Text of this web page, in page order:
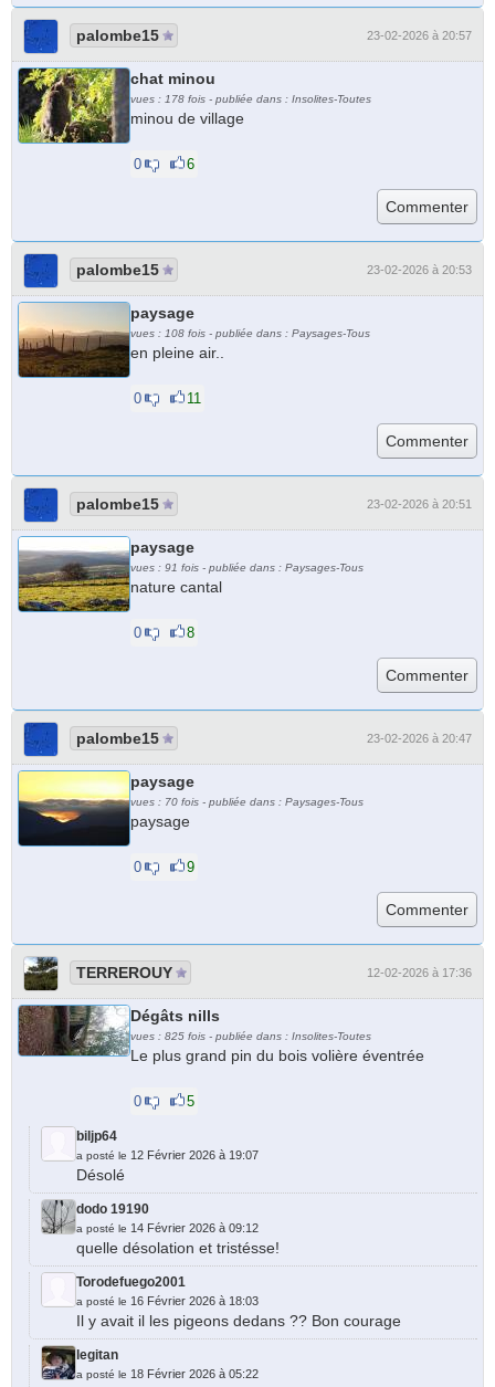
palombe15 23-02-2026 à 20:57
chat minou
vues : 178 fois - publiée dans : Insolites-Toutes
minou de village
0 6
palombe15 23-02-2026 à 20:53
paysage
vues : 108 fois - publiée dans : Paysages-Tous
en pleine air..
0 11
palombe15 23-02-2026 à 20:51
paysage
vues : 91 fois - publiée dans : Paysages-Tous
nature cantal
0 8
palombe15 23-02-2026 à 20:47
paysage
vues : 70 fois - publiée dans : Paysages-Tous
paysage
0 9
TERREROUY 12-02-2026 à 17:36
Dégâts nills
vues : 825 fois - publiée dans : Insolites-Toutes
Le plus grand pin du bois volière éventrée
0 5
biljp64
a posté le 12 Février 2026 à 19:07
Désolé
dodo 19190
a posté le 14 Février 2026 à 09:12
quelle désolation et tristésse!
Torodefuego2001
a posté le 16 Février 2026 à 18:03
Il y avait il les pigeons dedans ?? Bon courage
legitan
a posté le 18 Février 2026 à 05:22